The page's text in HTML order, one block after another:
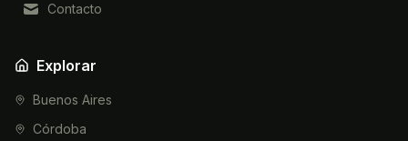
Contacto
Explorar
Buenos Aires
Córdoba